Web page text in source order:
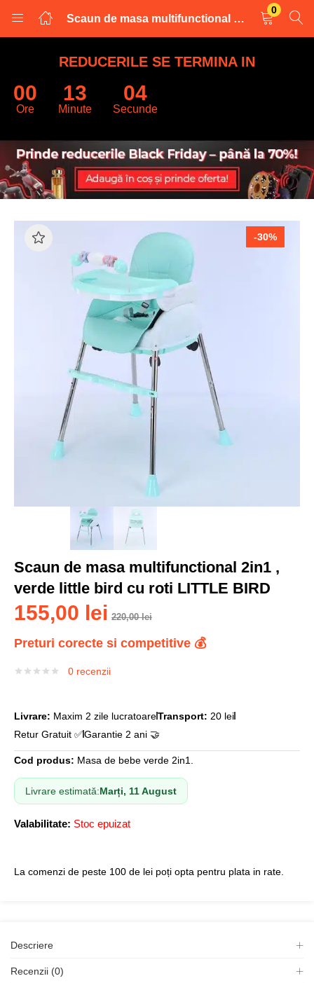
Scaun de masa multifunctional 2in1 , verde little bird cu roti LITTLE BIRD
0
LOGARE
INREGISTRARE
Introduceti numele de utilizator și parola pentru a va autentifica.
Logare
Parola uitata?
REDUCERILE SE TERMINA IN
00
Ore
13
Minute
03
Secunde
-30%
Scaun de masa multifunctional 2in1 ,
verde little bird cu roti LITTLE BIRD
155,00 lei 220,00lei
Preturi corecte si competitive 💰
0 recenzii
Livrare: Maxim 2 zile lucratoareTransport: 20 lei
Retur Gratuit ✅Garantie 2 ani 🤝
Cod produs: Masa de bebe verde 2in1.
Livrare estimată:Marți, 11 August
Valabilitate: Stoc epuizat
La comenzi de peste 100 de lei poți opta pentru plata in rate.
Descriere
Recenzii (0)